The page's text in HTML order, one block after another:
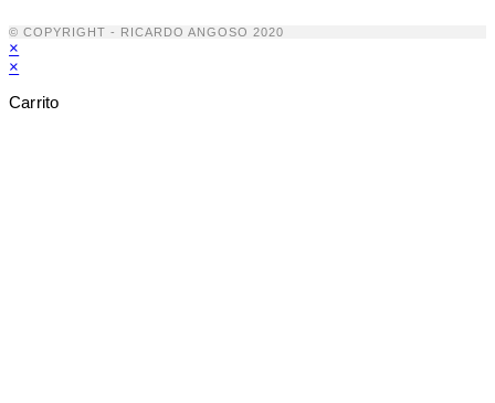
© COPYRIGHT - RICARDO ANGOSO 2020
×
×
Carrito